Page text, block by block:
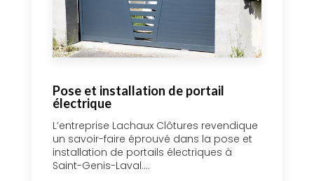
Pose et installation de portail
électrique
L’entreprise Lachaux Clôtures revendique
un savoir-faire éprouvé dans la pose et
installation de portails électriques à
Saint-Genis-Laval....